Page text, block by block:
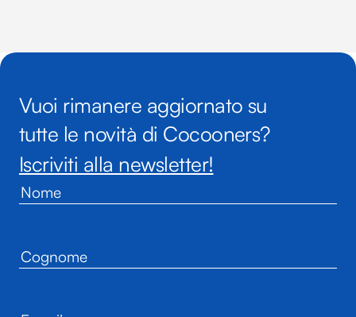
Vuoi rimanere aggiornato su
tutte le novità di Cocooners?
Iscriviti alla newsletter!